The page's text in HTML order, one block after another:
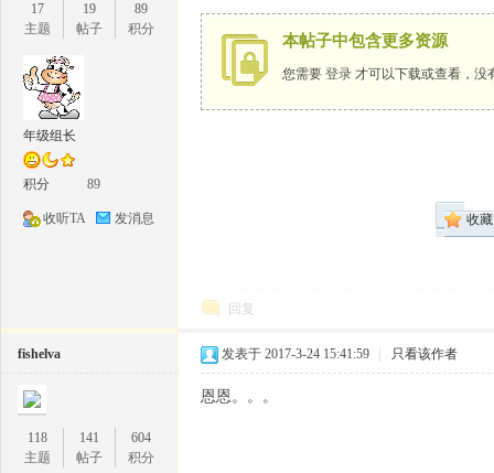
17
主题
19
帖子
89
积分
年级组长
积分 89
收听TA 发消息
本帖子中包含更多资源
您需要 登录 才可以下载或查看，没
收藏
回复
fishelva
118
主题
141
帖子
604
积分
发表于 2017-3-24 15:41:59 只看该作者
恩恩。。。